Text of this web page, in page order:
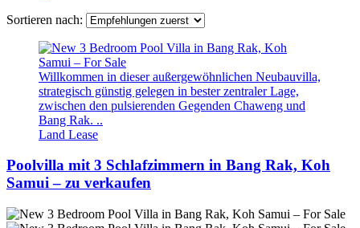
Sortieren nach:
Willkommen in dieser außergewöhnlichen Neubauvilla,
strategisch günstig gelegen in bester zentraler Lage,
zwischen den pulsierenden Gegenden Chaweng und
Bang Rak. ..
Land Lease
Poolvilla mit 3 Schlafzimmern in Bang Rak, Koh
Samui – zu verkaufen